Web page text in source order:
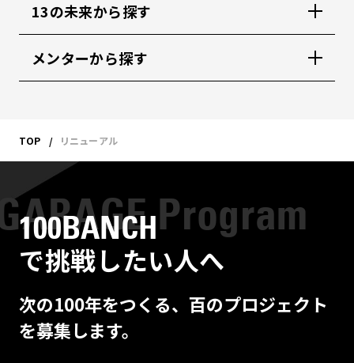
13の未来から探す
メンターから探す
TOP リニューアル
100BANCH
で挑戦したい人へ
次の100年をつくる、百のプロジェクト
を募集します。